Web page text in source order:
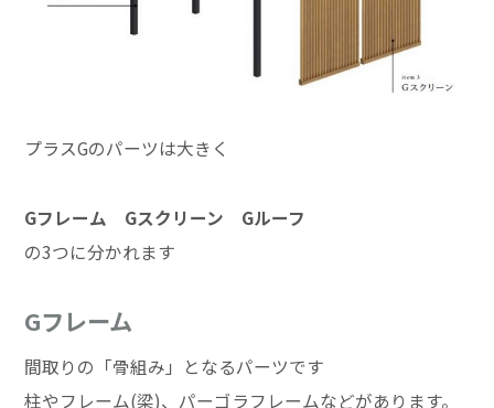
プラスGのパーツは大きく
Gフレーム Gスクリーン Gルーフ
の3つに分かれます
Gフレーム
間取りの「骨組み」となるパーツです
柱やフレーム(梁)、パーゴラフレームなどがあります。